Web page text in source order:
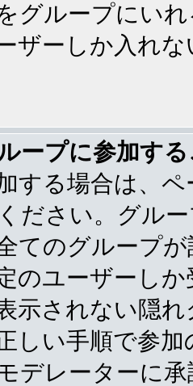
グループにい
ザーしか入れ
ープに参加す
する場合は、
ださい。グル
てのグループ
のユーザーし
示されない隠
しい手順で参
デレーターに